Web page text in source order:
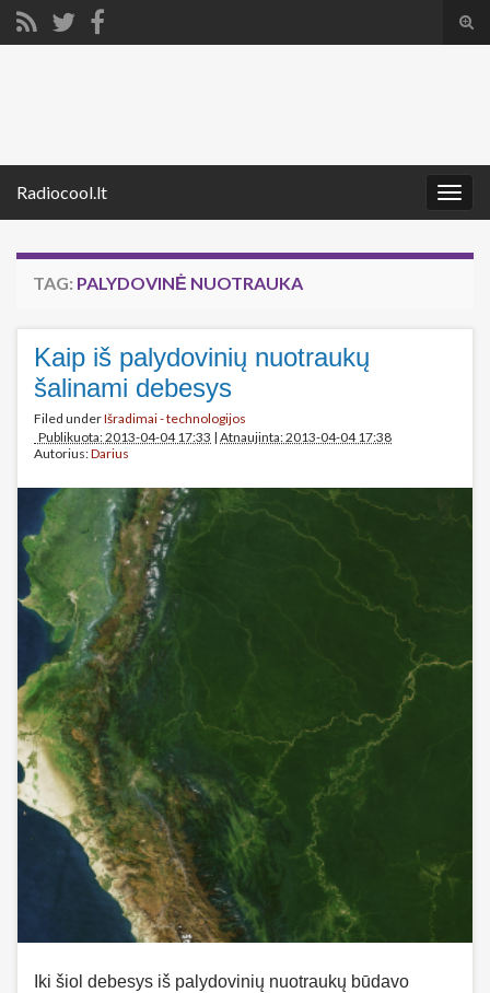
Radiocool.lt
TAG: PALYDOVINĖ NUOTRAUKA
Kaip iš palydovinių nuotraukų
šalinami debesys
Filed underIšradimai - technologijos
Publikuota: 2013-04-04 17:33 | Atnaujinta: 2013-04-04 17:38
Autorius:Darius
Iki šiol debesys iš palydovinių nuotraukų būdavo